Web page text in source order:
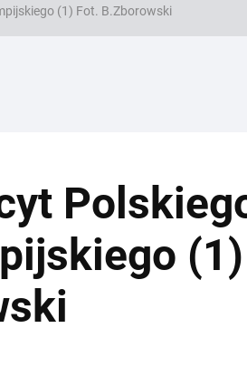
(1) Fot. B.Zborowski